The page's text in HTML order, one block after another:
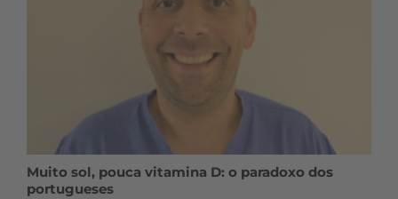
Muito sol, pouca vitamina D: o paradoxo dos
portugueses